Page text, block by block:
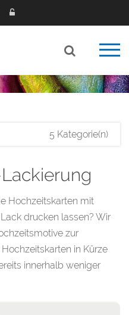
5 Kategorie(n)
Hochzeitskarten mit
drucken lassen? Wir
zur
in Kürze
innerhalb weniger